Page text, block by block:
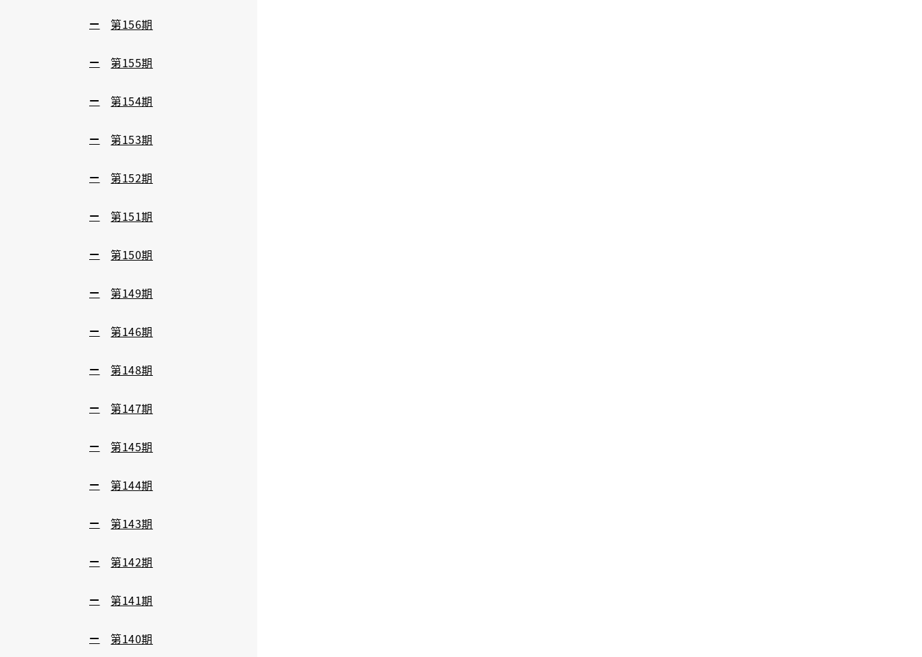
第156期
第155期
第154期
第153期
第152期
第151期
第150期
第149期
第146期
第148期
第147期
第145期
第144期
第143期
第142期
第141期
第140期